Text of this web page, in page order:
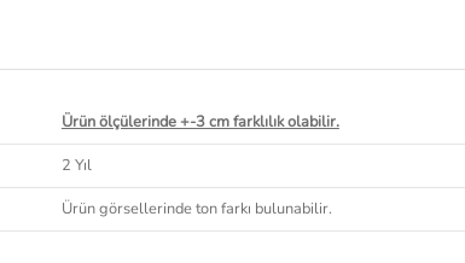
Ürün ölçülerinde +-3 cm farklılık olabilir.
2 Yıl
Ürün görsellerinde ton farkı bulunabilir.